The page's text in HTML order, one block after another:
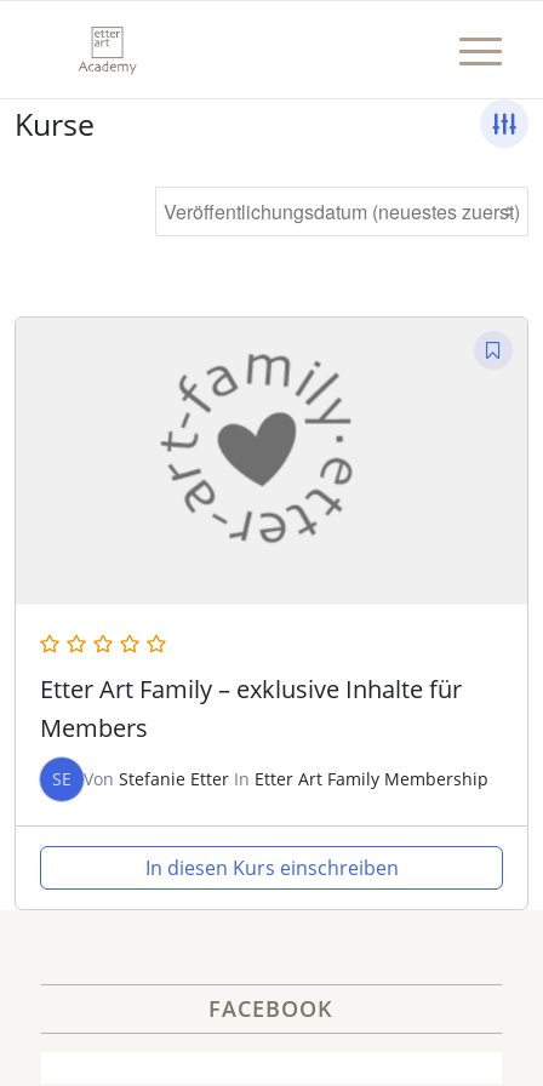
Kurse
Etter Art Family – exklusive Inhalte für
Members
SE Von Stefanie Etter In Etter Art Family Membership
In diesen Kurs einschreiben
FACEBOOK